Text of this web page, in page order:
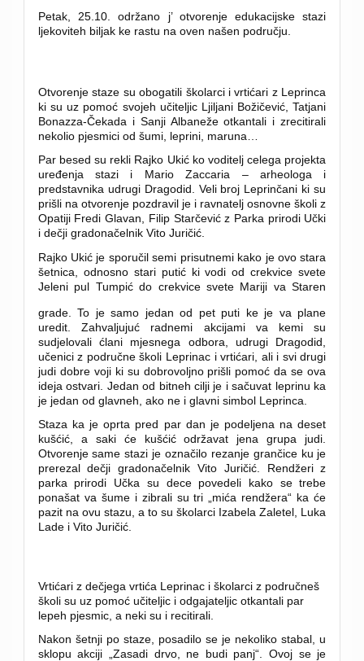
Petak, 25.10. održano j’ otvorenje edukacijske stazi
ljekoviteh biljak ke rastu na oven našen području.
Otvorenje staze su obogatili školarci i vrtićari z Leprinca
ki su uz pomoć svojeh učiteljic Ljiljani Božičević, Tatjani
Bonazza-Čekada i Sanji Albaneže otkantali i zrecitirali
nekolio pjesmici od šumi, leprini, maruna…
Par besed su rekli Rajko Ukić ko voditelj celega projekta
uređenja stazi i Mario Zaccaria – arheologa i
predstavnika udrugi Dragodid. Veli broj Leprinčani ki su
prišli na otvorenje pozdravil je i ravnatelj osnovne školi z
Opatiji Fredi Glavan, Filip Starčević z Parka prirodi Učki
i dečji gradonačelnik Vito Juričić.
Rajko Ukić je sporučil semi prisutnemi kako je ovo stara
šetnica, odnosno stari putić ki vodi od crekvice svete
Jeleni pul Tumpić do crekvice svete Mariji va Staren
grade.To je samo jedan od pet puti ke je va plane
uredit. Zahvaljujuć radnemi akcijami va kemi su
sudjelovali ćlani mjesnega odbora, udrugi Dragodid,
učenici z područne školi Leprinac i vrtićari, ali i svi drugi
judi dobre voji ki su dobrovoljno prišli pomoć da se ova
ideja ostvari. Jedan od bitneh cilji je i sačuvat leprinu ka
je jedan od glavneh, ako ne i glavni simbol Leprinca.
Staza ka je oprta pred par dan je podeljena na deset
kušćić, a saki će kušćić održavat jena grupa judi.
Otvorenje same stazi je označilo rezanje grančice ku je
prerezal dečji gradonačelnik Vito Juričić. Rendžeri z
parka prirodi Učka su dece povedeli kako se trebe
ponašat va šume i zibrali su tri „mića rendžera“ ka će
pazit na ovu stazu, a to su školarci Izabela Zaletel, Luka
Lade i Vito Juričić.
Vrtićari z dečjega vrtića Leprinac i školarci z područneš
školi su uz pomoć učiteljic i odgajateljic otkantali par
lepeh pjesmic, a neki su i recitirali.
Nakon šetnji po staze, posadilo se je nekoliko stabal, u
sklopu akciji „Zasadi drvo, ne budi panj“. Ovoj se je